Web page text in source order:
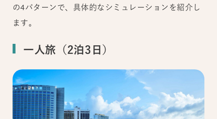
の4パターンで、具体的なシミュレーションを紹介し
ます。
一人旅（2泊3日）